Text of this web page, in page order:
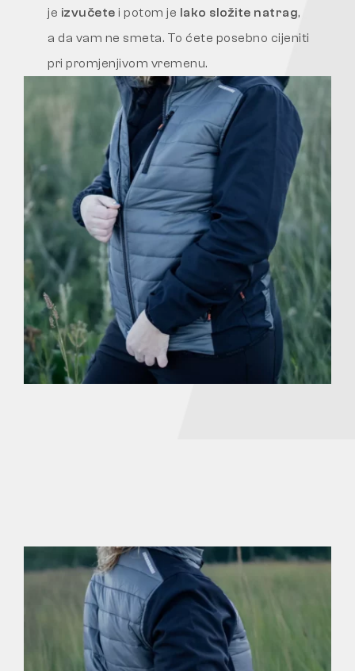
je izvučete i potom je lako složite natrag,
a da vam ne smeta. To ćete posebno cijeniti
pri promjenjivom vremenu.